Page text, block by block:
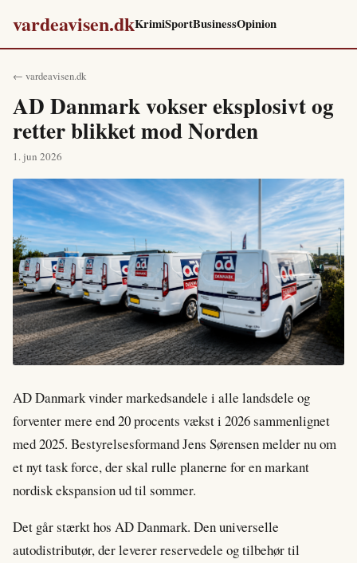
vardeavisen.dkKrimiSportBusinessOpinion
← vardeavisen.dk
AD Danmark vokser eksplosivt og
retter blikket mod Norden
1. jun 2026
AD Danmark vinder markedsandele i alle landsdele og
forventer mere end 20 procents vækst i 2026 sammenlignet
med 2025. Bestyrelsesformand Jens Sørensen melder nu om
et nyt task force, der skal rulle planerne for en markant
nordisk ekspansion ud til sommer.
Det går stærkt hos AD Danmark. Den universelle
autodistributør, der leverer reservedele og tilbehør til